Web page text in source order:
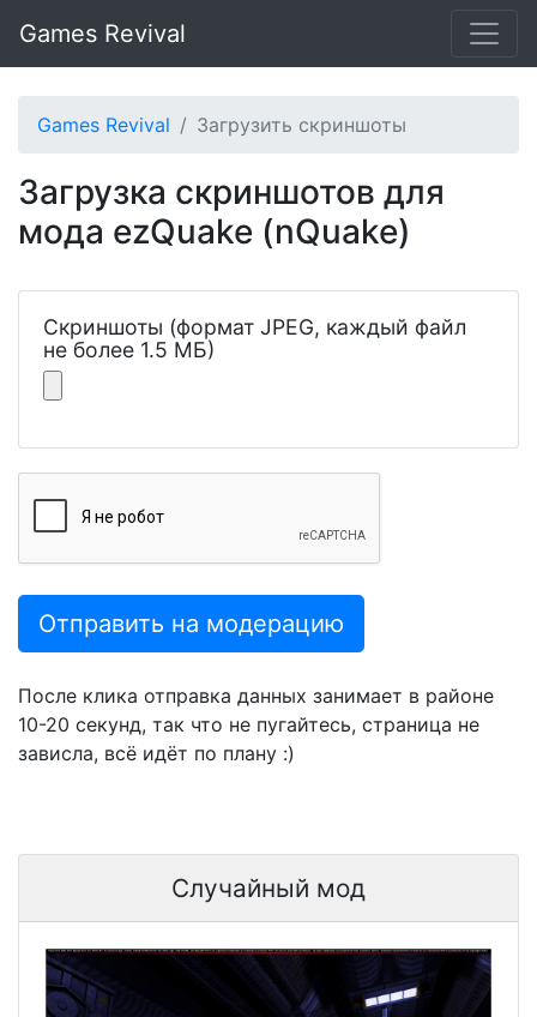
Games Revival
Games Revival Загрузить скриншоты
Загрузка скриншотов для
мода ezQuake (nQuake)
Скриншоты (формат JPEG, каждый файл
не более 1.5 МБ)
Отправить на модерацию
После клика отправка данных занимает в районе
10-20 секунд, так что не пугайтесь, страница не
зависла, всё идёт по плану :)
Случайный мод